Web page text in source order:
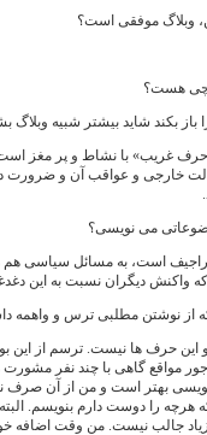
وبلاگ موفقی است؟
چی هست؟
بکند شاید بیشتر شبیه وبلاگ
غریب» با نشاط و پر مغز است
خارجی و عواقب آن و ضرورت
می نویسی؟
است، به مسائل سیاسی هم
واکنش دیگران نسبت به این
از نوشتن مطلبی ترس و واهمه
این حرف ها نیست. ترسم از این
مواقع گاهی با چند نفر مشورت
بهتر است و من از آن صرف
هرچه را دوست دارم بنویسم.
جالب نیست. من وقت اضافه